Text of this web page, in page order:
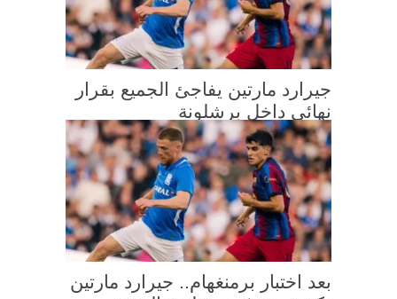
جيرارد مارتين يفاجئ الجميع بقرار
نهائي داخل برشلونة
بعد اختبار برمنغهام.. جيرارد مارتين